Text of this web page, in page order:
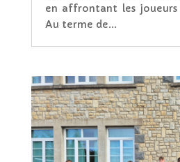
en affrontant les joueurs
Au terme de...